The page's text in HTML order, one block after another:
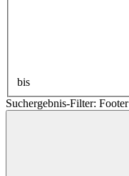
bis
Suchergebnis-Filter: Footer